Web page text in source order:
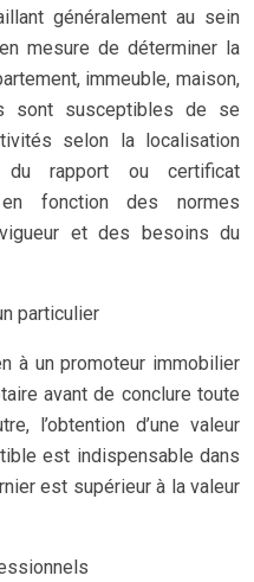
généralement au sein
mesure de déterminer la
immeuble, maison,
sont susceptibles de se
selon la localisation
du rapport ou certificat
en fonction des normes
et des besoins du
particulier
à un promoteur immobilier
avant de conclure toute
l’obtention d’une valeur
est indispensable dans
est supérieur à la valeur